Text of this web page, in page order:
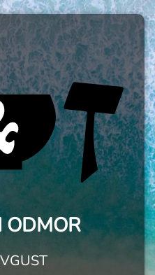
ODMOR